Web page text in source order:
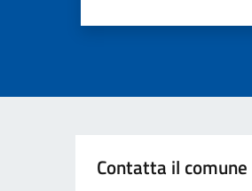
Contatta il comune